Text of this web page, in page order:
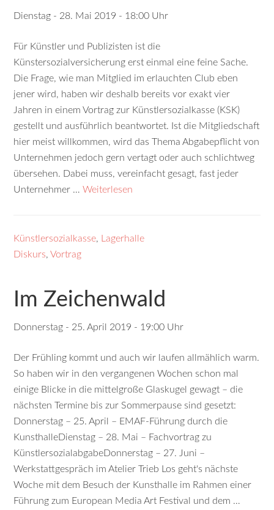
Dienstag - 28. Mai 2019 - 18:00 Uhr
Für Künstler und Publizisten ist die
Künstersozialversicherung erst einmal eine feine Sache.
Die Frage, wie man Mitglied im erlauchten Club eben
jener wird, haben wir deshalb bereits vor exakt vier
Jahren in einem Vortrag zur Künstlersozialkasse (KSK)
gestellt und ausführlich beantwortet. Ist die Mitgliedschaft
hier meist willkommen, wird das Thema Abgabepflicht von
Unternehmen jedoch gern vertagt oder auch schlichtweg
übersehen. Dabei muss, vereinfacht gesagt, fast jeder
Unternehmer …Weiterlesen
Künstlersozialkasse,
Lagerhalle
Diskurs,Vortrag
Im Zeichenwald
Donnerstag - 25. April 2019 - 19:00 Uhr
Der Frühling kommt und auch wir laufen allmählich warm.
So haben wir in den vergangenen Wochen schon mal
einige Blicke in die mittelgroße Glaskugel gewagt – die
nächsten Termine bis zur Sommerpause sind gesetzt:
Donnerstag – 25. April – EMAF-Führung durch die
KunsthalleDienstag – 28. Mai – Fachvortrag zu
KünstlersozialabgabeDonnerstag – 27. Juni –
Werkstattgespräch im Atelier Trieb Los geht's nächste
Woche mit dem Besuch der Kunsthalle im Rahmen einer
Führung zum European Media Art Festival und dem …